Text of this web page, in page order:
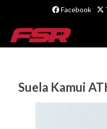
Facebook
Suela Kamui